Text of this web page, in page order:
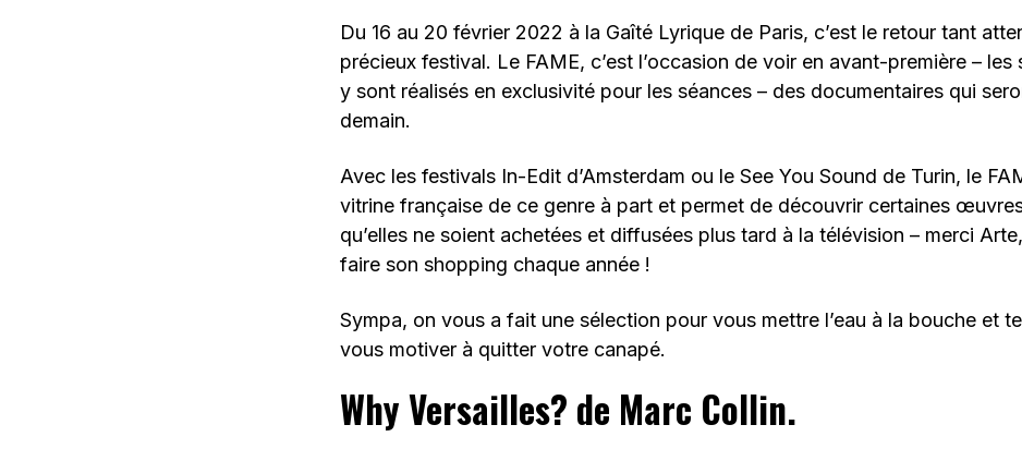
Du 16 au 20 février 2022 à la Gaîté Lyrique de Paris, c’est le retour tant
précieux festival. Le FAME, c’est l’occasion de voir en avant-première –
y sont réalisés en exclusivité pour les séances – des documentaires qui
demain.
Avec les festivals In-Edit d’Amsterdam ou le See You Sound de Turin, le
vitrine française de ce genre à part et permet de découvrir certaines
qu’elles ne soient achetées et diffusées plus tard à la télévision – merci
faire son shopping chaque année !
Sympa, on vous a fait une sélection pour vous mettre l’eau à la bouche et
vous motiver à quitter votre canapé.
Why Versailles? de Marc Collin.